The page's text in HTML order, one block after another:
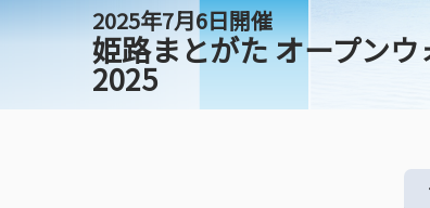
2025年7月6日開催
姫路まとがた オープン
2025